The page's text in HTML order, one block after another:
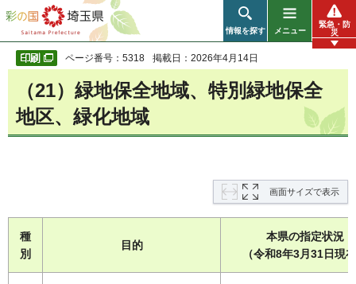
彩の国 埼玉県
情報を探す メニュー
緊急・防
災
ページ番号：5318 掲載日：2026年4月14日
（21）緑地保全地域、特別緑地保全
地区、緑化地域
画面サイズで表示
種
別
目的
本県の指定状況
（令和8年3月31日現